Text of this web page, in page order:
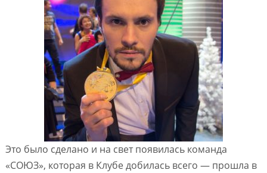
Это было сделано и на свет появилась команда
«СОЮЗ», которая в Клубе добилась всего — прошла в